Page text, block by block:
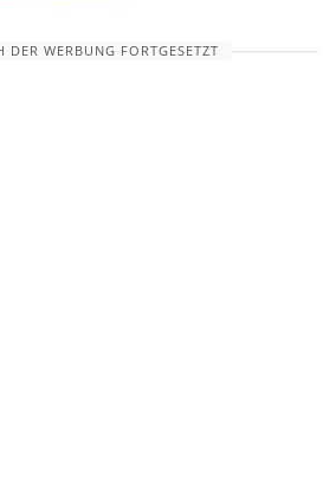
DER WERBUNG FORTGESETZT